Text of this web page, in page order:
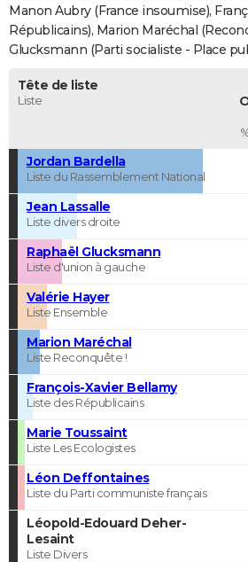
Bricolage
Lifestyle
Culture
Sport
Auto
Television
Voyage
Cinema
Manon Aubry (France insoumise),
Républicains), Marion Maréchal
Glucksmann (Parti socialiste - Place
Tête de liste
Liste
Jordan Bardella
Liste du Rassemblement National
Jean Lassalle
Liste divers droite
Raphaël Glucksmann
Liste d'union à gauche
Valérie Hayer
Liste Ensemble
Marion Maréchal
Liste Reconquête !
François-Xavier Bellamy
Liste des Républicains
Marie Toussaint
Liste Les Ecologistes
Léon Deffontaines
Liste du Parti communiste français
Léopold-Edouard Deher-
Lesaint
Liste Divers